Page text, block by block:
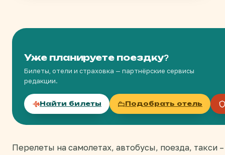
Уже планируете поездку?
Билеты, отели и страховка — партнёрские сервисы
редакции.
Найти билеты Подобрать отель
Перелеты на самолетах, автобусы, поезда, такси